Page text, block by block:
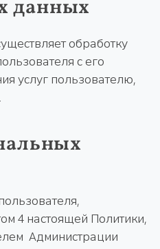
данных
обработку
с его
услуг пользователю,
4 настоящей Политики,
Администрации